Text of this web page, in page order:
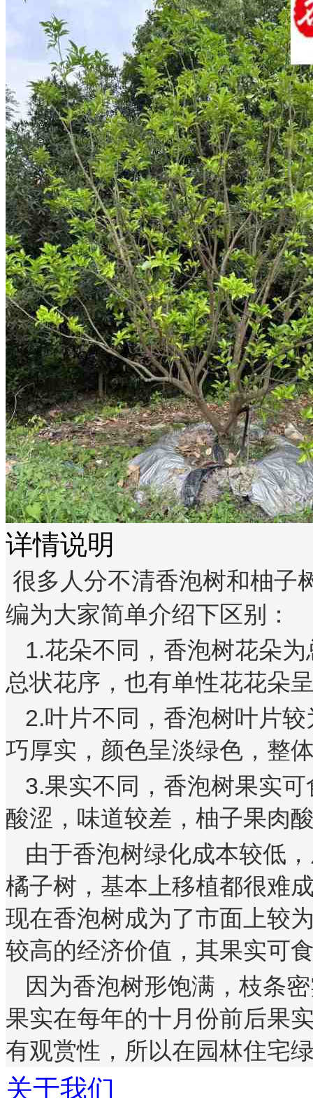
详情说明
很多人分不清香泡树和柚子
编为大家简单介绍下区别：
1.花朵不同，香泡树花朵
总状花序，也有单性花花朵
2.叶片不同，香泡树叶片
巧厚实，颜色呈淡绿色，整
3.果实不同，香泡树果实
酸涩，味道较差，柚子果肉
由于香泡树绿化成本较低
橘子树，基本上移植都很难
现在香泡树成为了市面上较
较高的经济价值，其果实可
因为香泡树形饱满，枝条
果实在每年的十月份前后果
有观赏性，所以在园林住宅
关于我们